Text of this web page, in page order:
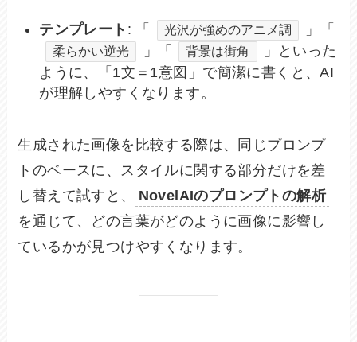
テンプレート : 「 光沢が強めのアニメ調 」「
柔らかい逆光 」「 背景は街角
」といった
ように、「1文＝1意図」で簡潔に書くと、AI
が理解しやすくなります。
生成された画像を比較する際は、同じプロンプ
トのベースに、スタイルに関する部分だけを差
し替えて試すと、
NovelAIのプロンプトの解析
を通じて、どの言葉がどのように画像に影響し
ているかが見つけやすくなります。